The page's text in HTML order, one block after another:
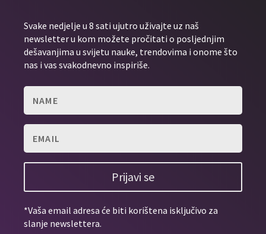
Svake nedjelje u 8 sati ujutro uživajte uz naš
newsletter u kom možete pročitati o posljednjim
dešavanjima u svijetu nauke, trendovima i onome što
nas i vas svakodnevno inspiriše.
Prijavi se
*Vaša email adresa će biti korištena isključivo za
slanje newslettera.